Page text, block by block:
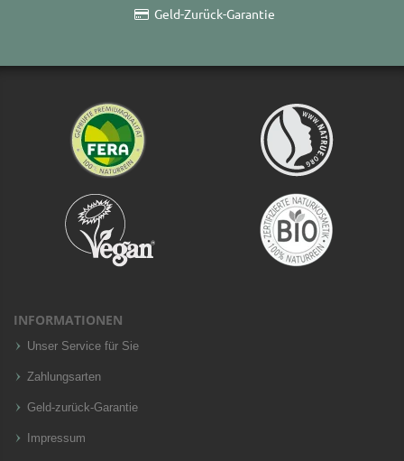
Geld-Zurück-Garantie
INFORMATIONEN
Unser Service für Sie
Zahlungsarten
Geld-zurück-Garantie
Impressum